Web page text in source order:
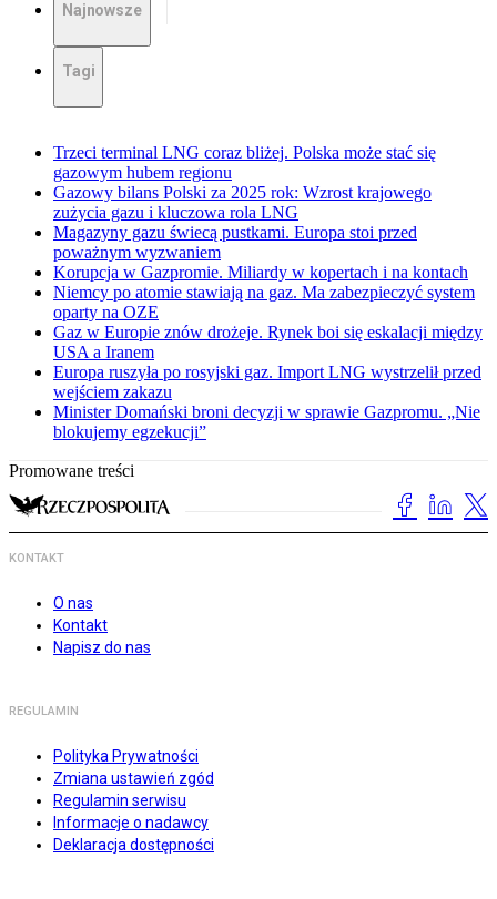
Najnowsze
Tagi
Trzeci terminal LNG coraz bliżej. Polska może stać się
gazowym hubem regionu
Gazowy bilans Polski za 2025 rok: Wzrost krajowego
zużycia gazu i kluczowa rola LNG
Magazyny gazu świecą pustkami. Europa stoi przed
poważnym wyzwaniem
Korupcja w Gazpromie. Miliardy w kopertach i na kontach
Niemcy po atomie stawiają na gaz. Ma zabezpieczyć system
oparty na OZE
Gaz w Europie znów drożeje. Rynek boi się eskalacji między
USA a Iranem
Europa ruszyła po rosyjski gaz. Import LNG wystrzelił przed
wejściem zakazu
Minister Domański broni decyzji w sprawie Gazpromu. „Nie
blokujemy egzekucji”
Promowane treści
KONTAKT
O nas
Kontakt
Napisz do nas
REGULAMIN
Polityka Prywatności
Zmiana ustawień zgód
Regulamin serwisu
Informacje o nadawcy
Deklaracja dostępności